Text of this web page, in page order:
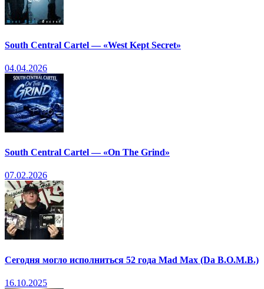
South Central Cartel — «West Kept Secret»
04.04.2026
South Central Cartel — «On The Grind»
07.02.2026
Сегодня могло исполниться 52 года Mad Max (Da B.O.M.B.)
16.10.2025